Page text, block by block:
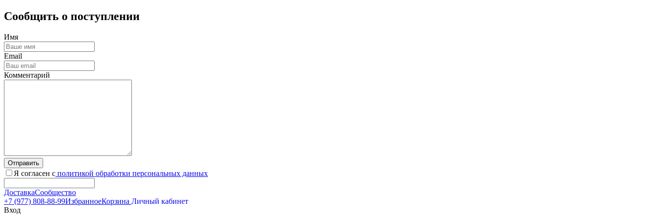
Сообщить о поступлении
Имя
Email
Комментарий
Отправить
Я согласен с политикой обработки персональных данных
ДоставкаСообщество
+7 (977) 808-88-99ИзбранноеКорзина Личный кабинет
Вход